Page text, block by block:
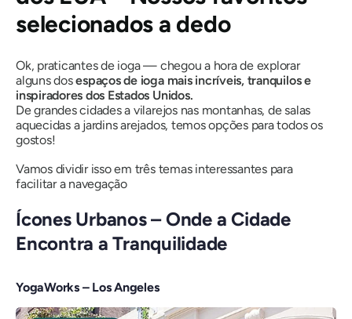
selecionados a dedo
Ok, praticantes de ioga — chegou a hora de explorar
alguns dosespaços de ioga mais incríveis, tranquilos e
inspiradores dos Estados Unidos.
De grandes cidades a vilarejos nas montanhas, de salas
aquecidas a jardins arejados, temos opções para todos os
gostos!
Vamos dividir isso em três temas interessantes para
facilitar a navegação
Ícones Urbanos – Onde a Cidade
Encontra a Tranquilidade
YogaWorks – Los Angeles